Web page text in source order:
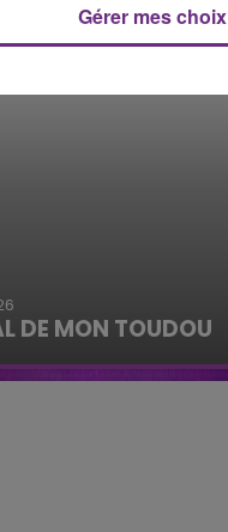
DE MON TOUDOU
mon Toudou
Gérer mes choix